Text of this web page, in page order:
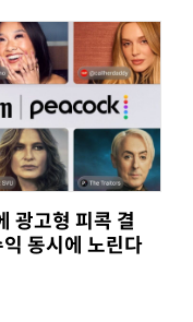
광고형 피콕 결
동시에 노린다